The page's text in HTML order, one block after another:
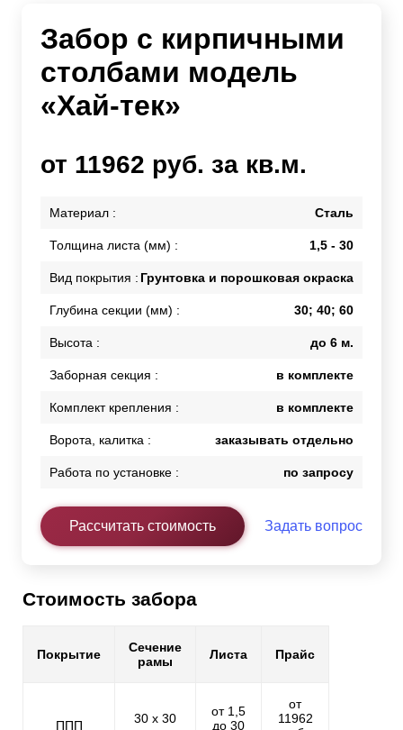
Забор с кирпичными
столбами модель
«Хай-тек»
от 11962 руб. за кв.м.
Материал : Сталь
Толщина листа (мм) : 1,5 - 30
Вид покрытия : Грунтовка и порошковая окраска
Глубина секции (мм) : 30; 40; 60
Высота : до 6 м.
Заборная секция : в комплекте
Комплект крепления : в комплекте
Ворота, калитка : заказывать отдельно
Работа по установке : по запросу
Рассчитать стоимость Задать вопрос
Стоимость забора
Покрытие
Сечение
рамы
Листа Прайс
ППП
30 х 30
от 1,5
до 30
от
11962